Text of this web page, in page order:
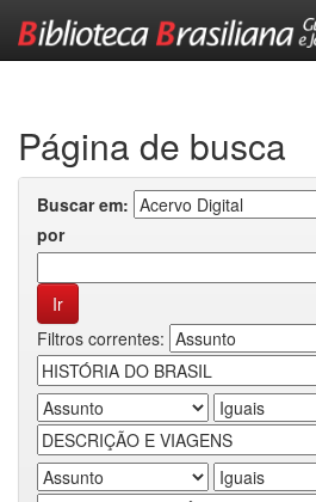
Página de busca
Buscar em:
por
Filtros correntes: